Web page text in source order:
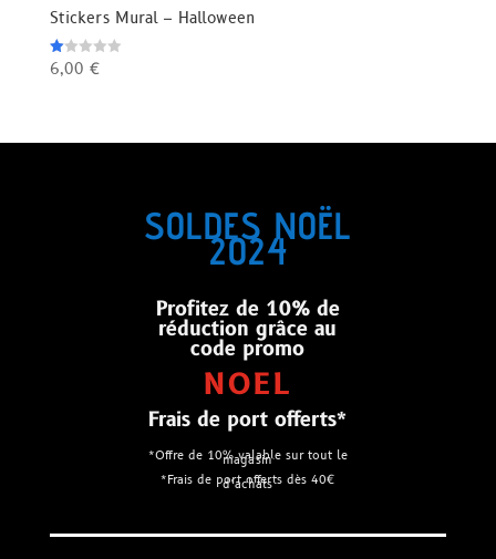
Stickers Mural – Halloween
Note
1.00
6,00 €
SOLDES NOËL
2024
Profitez de 10% de
réduction grâce au
code promo
NOEL
Frais de port offerts*
*Offre de 10% valable sur tout le
magasin
*Frais de port offerts dès 40€
d’achats